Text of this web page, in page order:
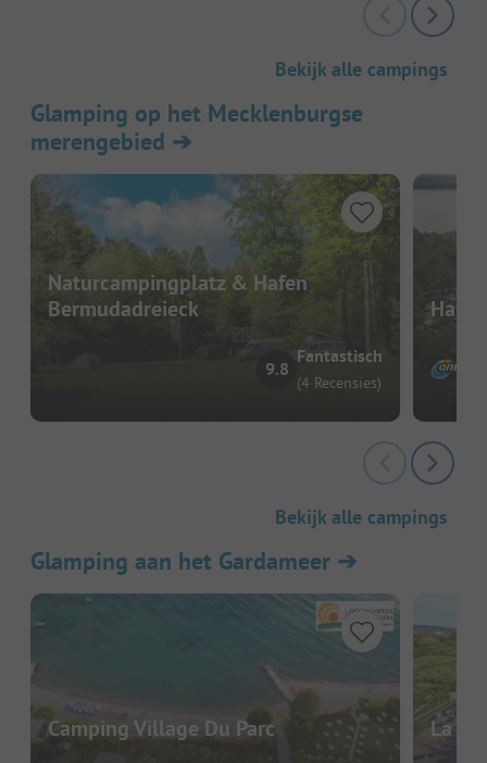
Bekijk alle campings
Glamping op het Mecklenburgse
merengebied ➔
Naturcampingplatz & Hafen
Bermudadreieck
9.8
Fantastisch
(4 Recensies)
Bekijk alle campings
Glamping aan het Gardameer ➔
Camping Village Du Parc La